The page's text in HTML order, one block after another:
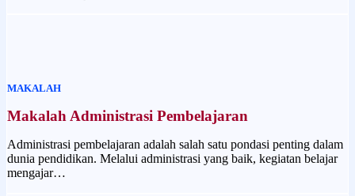
MAKALAH
Makalah Administrasi Pembelajaran
Administrasi pembelajaran adalah salah satu pondasi penting dalam
dunia pendidikan. Melalui administrasi yang baik, kegiatan belajar
mengajar…